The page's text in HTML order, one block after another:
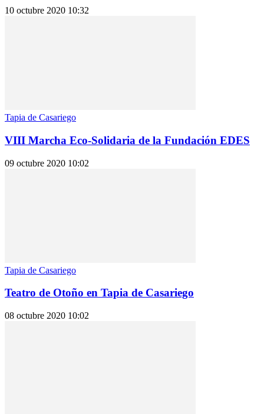
10 octubre 2020 10:32
Tapia de Casariego
VIII Marcha Eco-Solidaria de la Fundación EDES
09 octubre 2020 10:02
Tapia de Casariego
Teatro de Otoño en Tapia de Casariego
08 octubre 2020 10:02